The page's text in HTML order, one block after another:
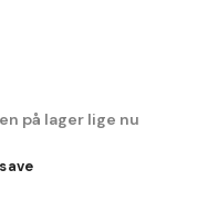
på lager lige nu